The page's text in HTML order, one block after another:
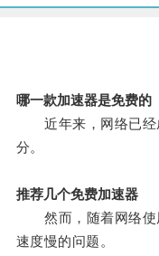
哪一款加速器是免费的
近年来，网络已经
分。
推荐几个免费加速器
然而，随着网络使
速度慢的问题。